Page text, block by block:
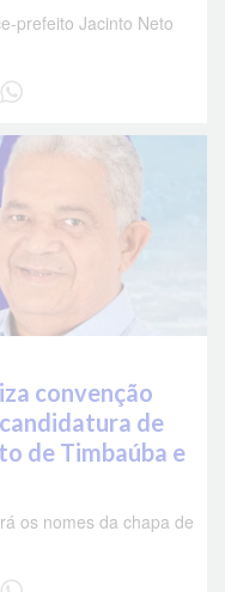
prefeito Jacinto Neto
convenção
de
de Timbaúba e
os nomes da chapa de